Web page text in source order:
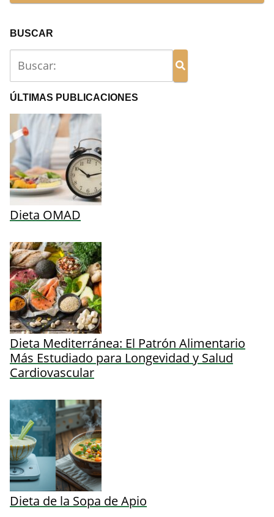
BUSCAR
ÚLTIMAS PUBLICACIONES
Dieta OMAD
Dieta Mediterránea: El Patrón Alimentario
Más Estudiado para Longevidad y Salud
Cardiovascular
Dieta de la Sopa de Apio